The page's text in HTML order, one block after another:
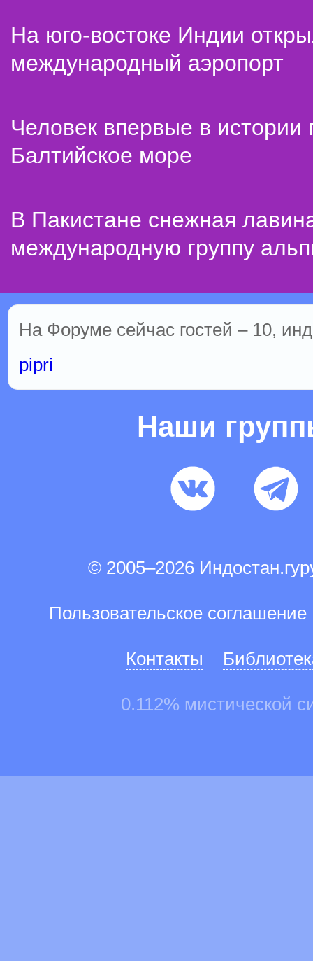
На юго-востоке Индии
международный аэропорт
Человек впервые в истории
Балтийское море
В Пакистане снежная
международную группу
На Форуме сейчас гостей – 10,
pipri
Наши
© 2005–2026
Пользовательское соглашение
Контакты
0.112% мистической